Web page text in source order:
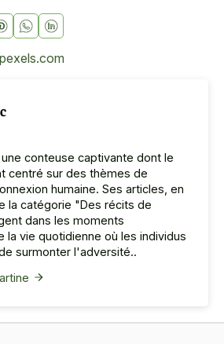
pexels.com
conteuse captivante dont le
centré sur des thèmes de
humaine. Ses articles, en
la catégorie "Des récits de
dans les moments
la vie quotidienne où les individus
surmonter l'adversité..